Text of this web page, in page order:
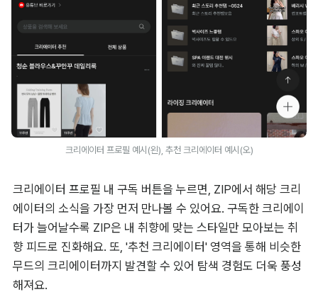
크리에이터 프로필 예시(왼), 추천 크리에이터 예시(오)
크리에이터 프로필 내 구독 버튼을 누르면, ZIP에서 해당 크리
에이터의 소식을 가장 먼저 만나볼 수 있어요. 구독한 크리에이
터가 늘어날수록 ZIP은 내 취향에 맞는 스타일만 모아보는 취
향 피드로 진화해요. 또, '추천 크리에이터' 영역을 통해 비슷한
무드의 크리에이터까지 발견할 수 있어 탐색 경험도 더욱 풍성
해져요.